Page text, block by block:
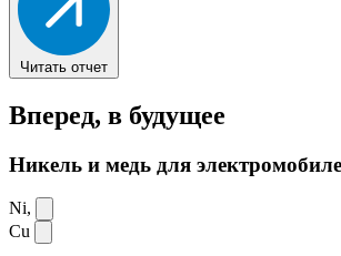
Читать отчет
Вперед, в будущее
Никель и медь для
Ni,
Cu